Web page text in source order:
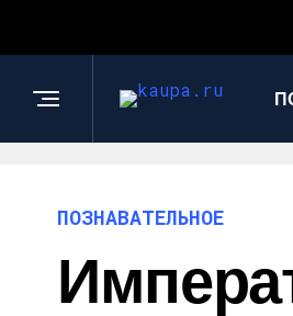
ПОЗНАВАТЕЛЬНОЕ